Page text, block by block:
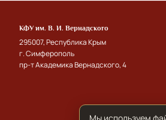
КФУ им. В. И. Вернадского
295007, Республика Крым
г. Симферополь
пр-т Академика Вернадского, 4